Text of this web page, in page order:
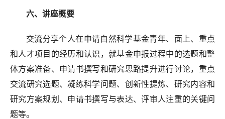
六、讲座概要
交流分享个人在申请自然科学基金青年、面上、重点
和人才项目的经历和认识，就基金申报过程中的选题和整
体方案准备、申请书撰写和研究思路提升进行讨论，重点
交流研究选题、凝练科学问题、创新性提炼、研究内容和
研究方案规划、申请书撰写与表达、评审人注重的关键问
题等。